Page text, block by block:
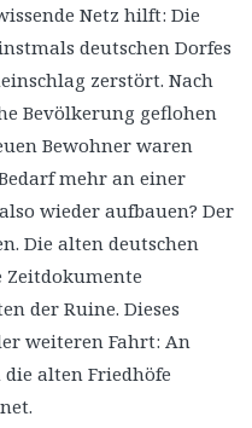
Netz hilft: Die
deutschen Dorfes
zerstört. Nach
Bevölkerung geflohen
Bewohner waren
mehr an einer
wieder aufbauen? Der
Die alten deutschen
Zeitdokumente
der Ruine. Dieses
weiteren Fahrt: An
alten Friedhöfe